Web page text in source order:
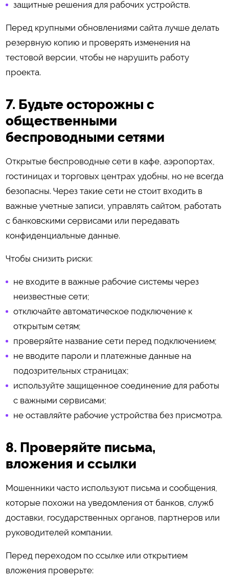
защитные решения для рабочих устройств.
Перед крупными обновлениями сайта лучше делать
резервную копию и проверять изменения на
тестовой версии, чтобы не нарушить работу
проекта.
7. Будьте осторожны с
общественными
беспроводными сетями
Открытые беспроводные сети в кафе, аэропортах,
гостиницах и торговых центрах удобны, но не всегда
безопасны. Через такие сети не стоит входить в
важные учетные записи, управлять сайтом, работать
с банковскими сервисами или передавать
конфиденциальные данные.
Чтобы снизить риски:
не входите в важные рабочие системы через
неизвестные сети;
отключайте автоматическое подключение к
открытым сетям;
проверяйте название сети перед подключением;
не вводите пароли и платежные данные на
подозрительных страницах;
используйте защищенное соединение для работы
с важными сервисами;
не оставляйте рабочие устройства без присмотра.
8. Проверяйте письма,
вложения и ссылки
Мошенники часто используют письма и сообщения,
которые похожи на уведомления от банков, служб
доставки, государственных органов, партнеров или
руководителей компании.
Перед переходом по ссылке или открытием
вложения проверьте: